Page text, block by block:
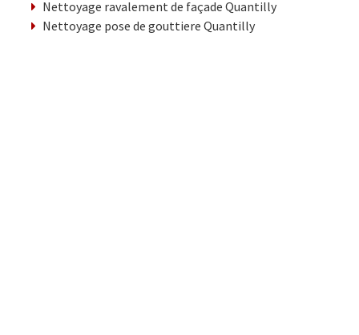
Nettoyage ravalement de façade Quantilly
Nettoyage pose de gouttiere Quantilly